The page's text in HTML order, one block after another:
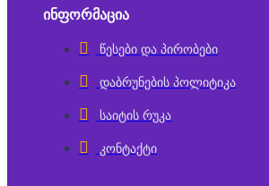
ᲘᲜᲤᲝᲠᲛᲐᲪᲘᲐ
წესები და პირობები
დაბრუნების პოლიტიკა
საიტის რუკა
კონტაქტი